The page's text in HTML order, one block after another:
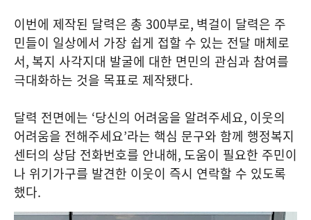
이번에 제작된 달력은 총 300부로, 벽걸이 달력은 주
민들이 일상에서 가장 쉽게 접할 수 있는 전달 매체로
서, 복지 사각지대 발굴에 대한 면민의 관심과 참여를
극대화하는 것을 목표로 제작됐다.
달력 전면에는 ‘당신의 어려움을 알려주세요, 이웃의
어려움을 전해주세요’라는 핵심 문구와 함께 행정복지
센터의 상담 전화번호를 안내해, 도움이 필요한 주민이
나 위기가구를 발견한 이웃이 즉시 연락할 수 있도록
했다.